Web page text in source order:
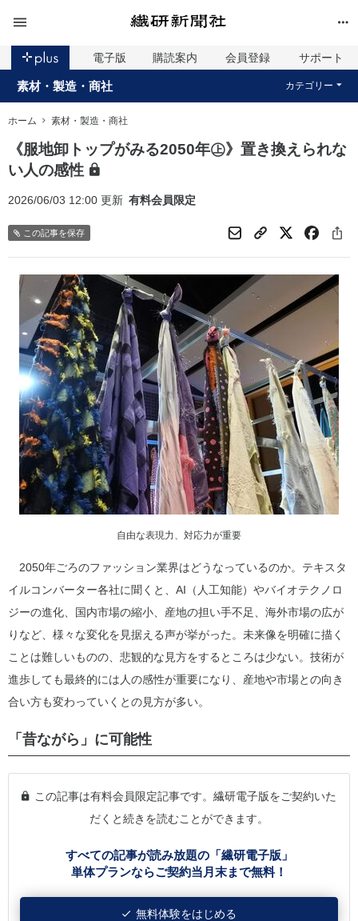
電子版 購読案内 会員登録 サポート
素材・製造・商社 カテゴリー
ホーム 素材・製造・商社
《服地卸トップがみる2050年㊤》置き換えられな
い人の感性
2026/06/03 12:00 更新 有料会員限定
この記事を保存
自由な表現力、対応力が重要
2050年ごろのファッション業界はどうなっているのか。テキスタ
イルコンバーター各社に聞くと、AI（人工知能）やバイオテクノロ
ジーの進化、国内市場の縮小、産地の担い手不足、海外市場の広が
りなど、様々な変化を見据える声が挙がった。未来像を明確に描く
ことは難しいものの、悲観的な見方をするところは少ない。技術が
進歩しても最終的には人の感性が重要になり、産地や市場との向き
合い方も変わっていくとの見方が多い。
「昔ながら」に可能性
この記事は有料会員限定記事です。繊研電子版をご契約いた
だくと続きを読むことができます。
すべての記事が読み放題の「繊研電子版」
単体プランならご契約当月末まで無料！
無料体験をはじめる